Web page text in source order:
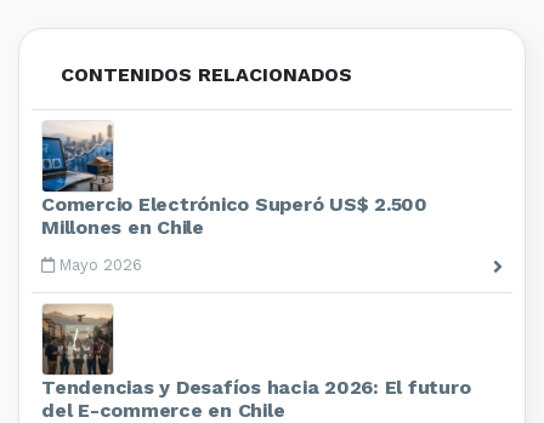
CONTENIDOS RELACIONADOS
Comercio Electrónico Superó US$ 2.500
Millones en Chile
Mayo 2026
Tendencias y Desafíos hacia 2026: El futuro
del E-commerce en Chile